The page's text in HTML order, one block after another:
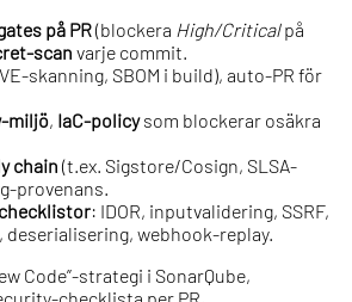
på PR(blockera High/Criticalpå
scan varje commit.
skanning, SBOM i build), auto-PR för
miljö, IaC-policysom blockerar osäkra
chain (t.ex. Sigstore/Cosign, SLSA-
provenans.
: IDOR, inputvalidering, SSRF,
webhook-replay.
Code”-strategi i SonarQube,